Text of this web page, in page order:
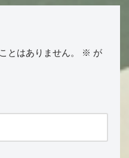
とはありません。 ※ が